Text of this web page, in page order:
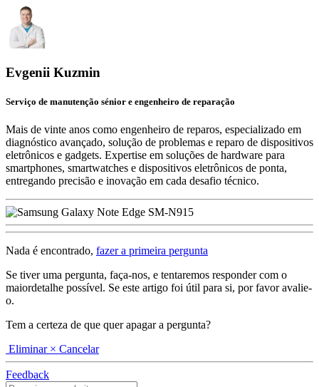
Evgenii Kuzmin
Serviço de manutenção sénior e engenheiro de reparação
Mais de vinte anos como engenheiro de reparos, especializado em
diagnóstico avançado, solução de problemas e reparo de dispositivos
eletrônicos e gadgets. Expertise em soluções de hardware para
smartphones, smartwatches e dispositivos eletrônicos de ponta,
entregando precisão e inovação em cada desafio técnico.
Nada é encontrado, fazer a primeira pergunta
Se tiver uma pergunta, faça-nos, e tentaremos responder com o
maiordetalhe possível. Se este artigo foi útil para si, por favor avalie-
o.
Tem a certeza de que quer apagar a pergunta?
Eliminar × Cancelar
Feedback